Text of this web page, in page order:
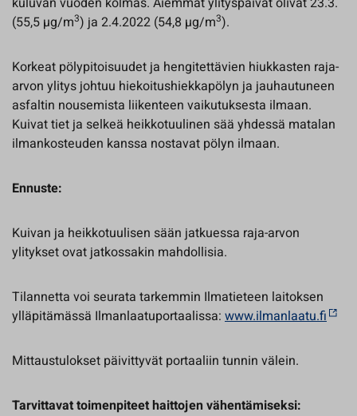
(55,5 µg/m3) ja 2.4.2022 (54,8 µg/m3).
Korkeat pölypitoisuudet ja hengitettävien hiukkasten raja-
arvon ylitys johtuu hiekoitushiekkapölyn ja jauhautuneen
asfaltin nousemista liikenteen vaikutuksesta ilmaan.
Kuivat tiet ja selkeä heikkotuulinen sää yhdessä matalan
ilmankosteuden kanssa nostavat pölyn ilmaan.
Ennuste:
Kuivan ja heikkotuulisen sään jatkuessa raja-arvon
ylitykset ovat jatkossakin mahdollisia.
Tilannetta voi seurata tarkemmin Ilmatieteen laitoksen
ylläpitämässä Ilmanlaatuportaalissa: www.ilmanlaatu.fi
Mittaustulokset päivittyvät portaaliin tunnin välein.
Tarvittavat toimenpiteet haittojen vähentämiseksi: